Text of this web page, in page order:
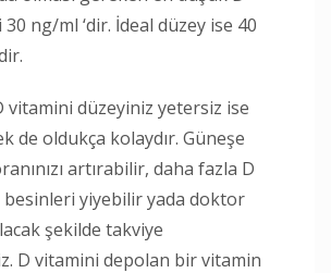
ng/ml ‘dir. İdeal düzey ise 40
vitamini düzeyiniz yetersiz ise
de oldukça kolaydır. Güneşe
artırabilir, daha fazla D
yiyebilir yada doktor
şekilde takviye
D vitamini depolan bir vitamin